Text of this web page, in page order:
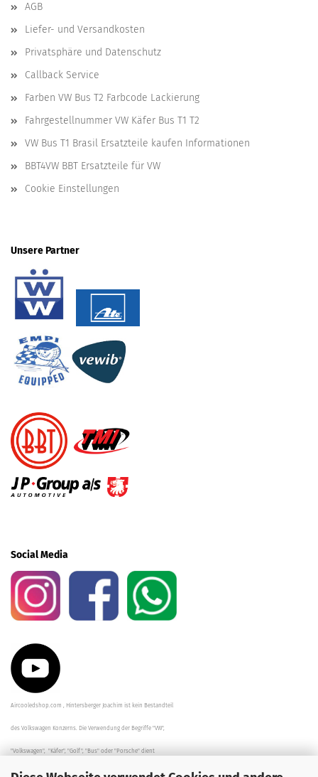
AGB
Liefer- und Versandkosten
Privatsphäre und Datenschutz
Callback Service
Farben VW Bus T2 Farbcode Lackierung
Fahrgestellnummer VW Käfer Bus T1 T2
VW Bus T1 Brasil Ersatzteile kaufen Informationen
BBT4VW BBT Ersatzteile für VW
Cookie Einstellungen
Unsere Partner
Social Media
Aircooledshop.com , Hintersberger Joachim ist kein Bestandteil
des Volkswagen Konzerns. Die Verwendung der Begriffe "VW",
"Volkswagen", "Käfer", "Golf", "Bus" oder "Porsche" dient
der Beschreibung der Teile und stellt in keinem Fall eine direkte